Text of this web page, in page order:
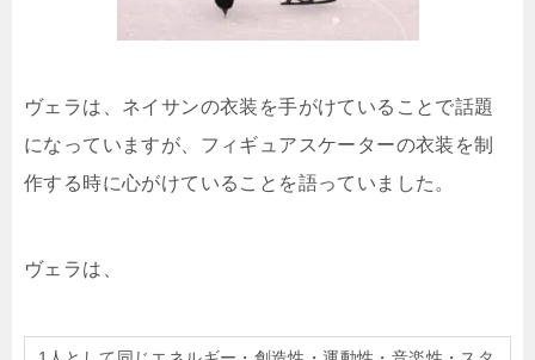
ヴェラは、ネイサンの衣装を手がけていることで話題
になっていますが、フィギュアスケーターの衣装を制
作する時に心がけていることを語っていました。
ヴェラは、